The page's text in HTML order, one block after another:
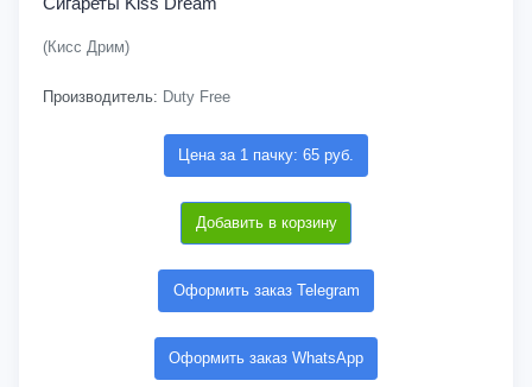
(Кисс Дрим)
Производитель: Duty Free
Цена за 1 пачку: 65 руб.
Добавить в корзину
Оформить заказ Telegram
Оформить заказ WhatsApp